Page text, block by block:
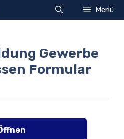
Menü
Gewerbe
Formular